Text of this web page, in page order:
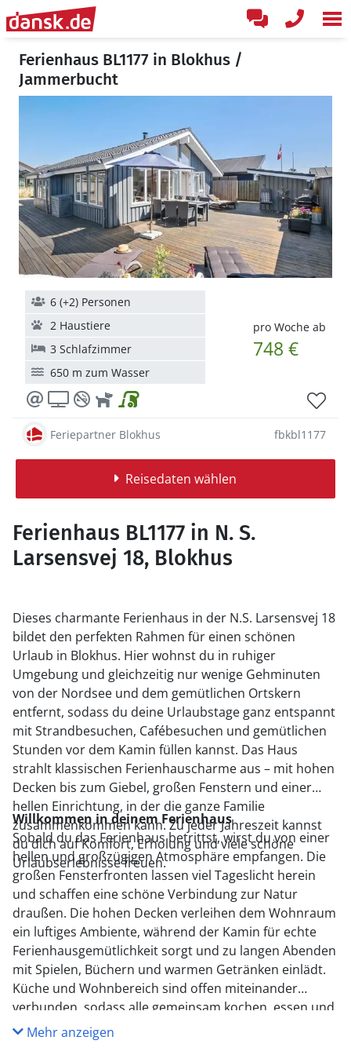
Ferienhaus BL1177 in Blokhus /
Jammerbucht
pro Woche ab
748 €
6 (+2) Personen
2 Haustiere
3 Schlafzimmer
650 m zum Wasser
Feriepartner Blokhus fbkbl1177
Reisedaten wählen
Ferienhaus BL1177 in N. S.
Larsensvej 18, Blokhus
Dieses charmante Ferienhaus in der N.S. Larsensvej 18
bildet den perfekten Rahmen für einen schönen
Urlaub in Blokhus. Hier wohnst du in ruhiger
Umgebung und gleichzeitig nur wenige Gehminuten
von der Nordsee und dem gemütlichen Ortskern
entfernt, sodass du deine Urlaubstage ganz entspannt
mit Strandbesuchen, Cafébesuchen und gemütlichen
Stunden vor dem Kamin füllen kannst. Das Haus
strahlt klassischen Ferienhauscharme aus – mit hohen
Decken bis zum Giebel, großen Fenstern und einer
hellen Einrichtung, in der die ganze Familie
zusammenkommen kann. Zu jeder Jahreszeit kannst
du dich auf Komfort, Erholung und viele schöne
Urlaubserlebnisse freuen.
Willkommen in deinem Ferienhaus
Sobald du das Ferienhaus betrittst, wirst du von einer
hellen und großzügigen Atmosphäre empfangen. Die
großen Fensterfronten lassen viel Tageslicht herein
und schaffen eine schöne Verbindung zur Natur
draußen. Die hohen Decken verleihen dem Wohnraum
ein luftiges Ambiente, während der Kamin für echte
Ferienhausgemütlichkeit sorgt und zu langen Abenden
mit Spielen, Büchern und warmen Getränken einlädt.
Küche und Wohnbereich sind offen miteinander
verbunden, sodass alle gemeinsam kochen, essen und
die Ferien genießen können. Die drei schönen
Schlafzimmer bieten viel Platz für Groß und Klein, und
Mehr anzeigen